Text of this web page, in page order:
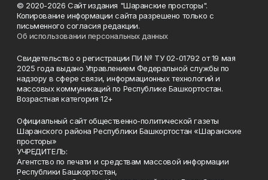
© 2020-2026 Сайт издания "Шаранские просторы".
Копирование информации сайта разрешено только с
письменного согласия редакции.
Об использовании персональных данных
Свидетельство о регистрации ПИ № ТУ 02-01792 от 19 мая
2025 года выдано Управлением Федеральной службы по
надзору в сфере связи, информационных технологий и
массовых коммуникаций по Республике Башкортостан.
Возрастная категория 12+
Официальный сайт общественно-политической газеты
Шаранского района Республики Башкортостан «Шаранские
просторы»
УЧРЕДИТЕЛЬ:
Агентство по печати и средствам массовой информации
Республики Башкортостан,